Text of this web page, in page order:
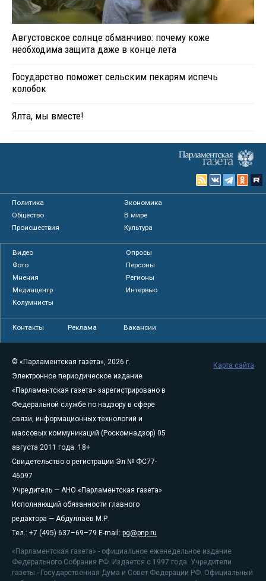
Августовское солнце обманчиво: почему коже
необходима защита даже в конце лета
Государство поможет сельским пекарям испечь
колобок
Ялта, мы вместе!
Политика
Экономика
Общество
В мире
Происшествия
Культура
Видео
Опросы
Фото
Персоны
Мнения
Регионы
Медиацентр
Интервью
Колумнисты
Контакты Реклама Вакансии
© «Парламентская газета», 2026 г.
Электронное периодическое издание
«Парламентская газета» зарегистрировано в
Федеральной службе по надзору в сфере
связи, информационных технологий и
массовых коммуникаций (Роскомнадзор) 05
августа 2011 года. 18+
Свидетельство о регистрации Эл № ФС77-
46097
Учредитель — АНО «Парламентская газета»
Исполняющий обязанности главного
редактора — Абдуллаев М.Р.
Тел.: +7 (495) 637–69–79 E-mail: pg@pnp.ru
«Парламентская газета» - официальное еженедельное издание
Федерального Собрания РФ. Издается с 1997 года. Учредители
газеты - Государственная Дума и Совет Федерации РФ. Официальный
Карта сайта